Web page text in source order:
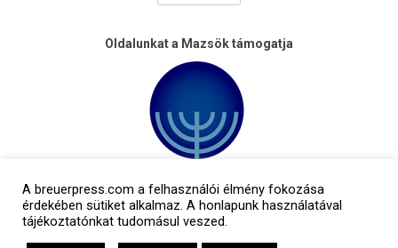
Oldalunkat a Mazsök támogatja
A breuerpress.com a felhasználói élmény fokozása
érdekében sütiket alkalmaz. A honlapunk használatával
tájékoztatónkat tudomásul veszed.